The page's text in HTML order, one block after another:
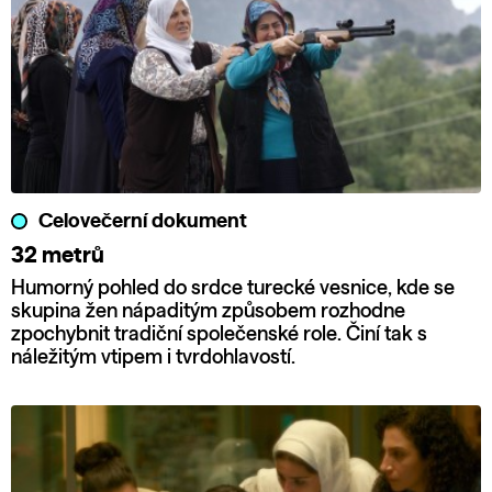
Celovečerní dokument
32 metrů
Humorný pohled do srdce turecké vesnice, kde se
skupina žen nápaditým způsobem rozhodne
zpochybnit tradiční společenské role. Činí tak s
náležitým vtipem i tvrdohlavostí.